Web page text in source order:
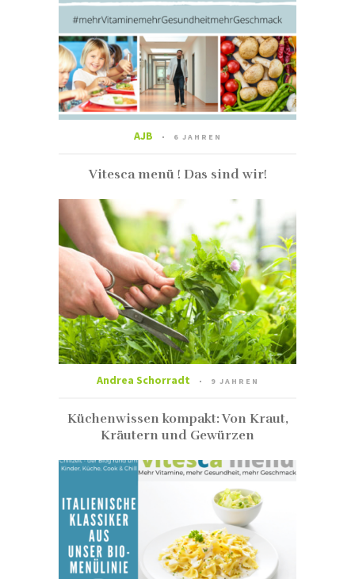
AJB 6 JAHREN
Vitesca menü ! Das sind wir!
Andrea Schorradt 9 JAHREN
Küchenwissen kompakt: Von Kraut,
Kräutern und Gewürzen